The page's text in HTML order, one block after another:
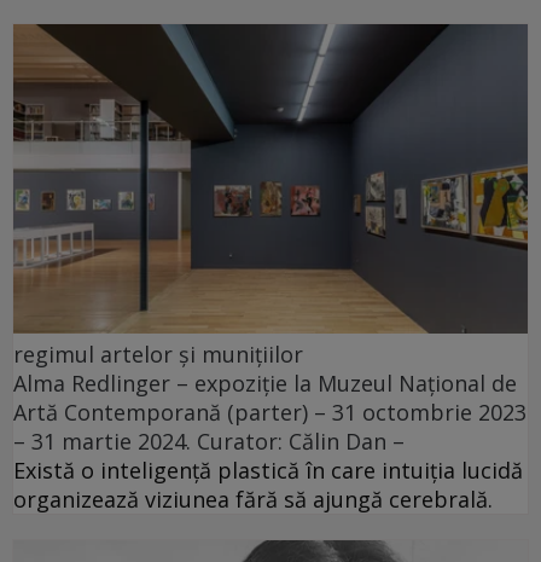
regimul artelor și munițiilor
Alma Redlinger – expoziție la Muzeul Național de
Artă Contemporană (parter) – 31 octombrie 2023
– 31 martie 2024. Curator: Călin Dan –
Există o inteligență plastică în care intuiția lucidă
organizează viziunea fără să ajungă cerebrală.